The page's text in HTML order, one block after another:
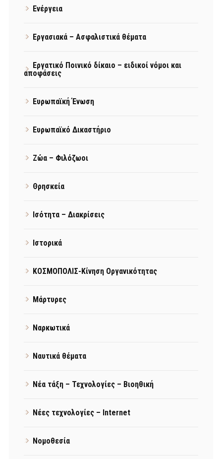
Ενέργεια
Εργασιακά – Ασφαλιστικά θέματα
Εργατικό Ποινικό δίκαιο – ειδικοί νόμοι και
αποφάσεις
Ευρωπαϊκή Ένωση
Ευρωπαϊκό Δικαστήριο
Ζώα – Φιλόζωοι
Θρησκεία
Ισότητα – Διακρίσεις
Ιστορικά
ΚΟΣΜΟΠΟΛΙΣ-Κίνηση Οργανικότητας
Μάρτυρες
Ναρκωτικά
Ναυτικά θέματα
Νέα τάξη – Τεχνολογίες – Βιοηθική
Νέες τεχνολογίες – Internet
Νομοθεσία